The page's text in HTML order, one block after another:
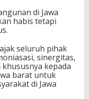
di Jawa
habis tetapi
seluruh pihak
sinergitas,
kepada
barat untuk
di Jawa